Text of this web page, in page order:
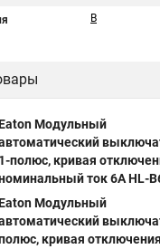
B
Модульный
1-полюс, кривая
ток 6А HL-
Модульный
кривая